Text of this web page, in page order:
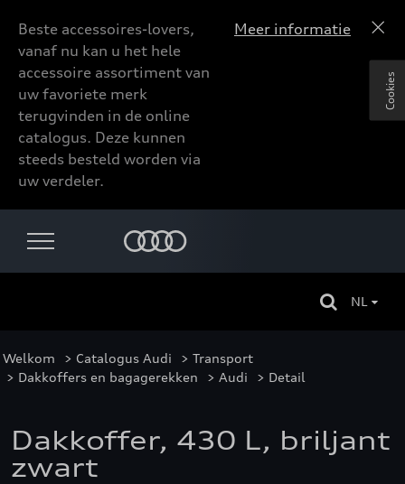
Beste accessoires-lovers,
vanaf nu kan u het hele
accessoire assortiment van
uw favoriete merk
terugvinden in de online
catalogus. Deze kunnen
steeds besteld worden via
uw verdeler.
Meer informatie
NL
Welkom > Catalogus Audi > Transport
> Dakkoffers en bagagerekken > Audi > Detail
Dakkoffer, 430 L, briljant
zwart
Cookies